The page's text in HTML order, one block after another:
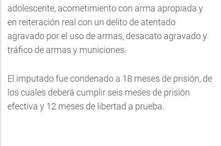
adolescente, acometimiento con arma apropiada y
en reiteración real con un delito de atentado
agravado por el uso de armas, desacato agravado y
tráfico de armas y municiones.
El imputado fue condenado a 18 meses de prisión, de
los cuales deberá cumplir seis meses de prisión
efectiva y 12 meses de libertad a prueba.